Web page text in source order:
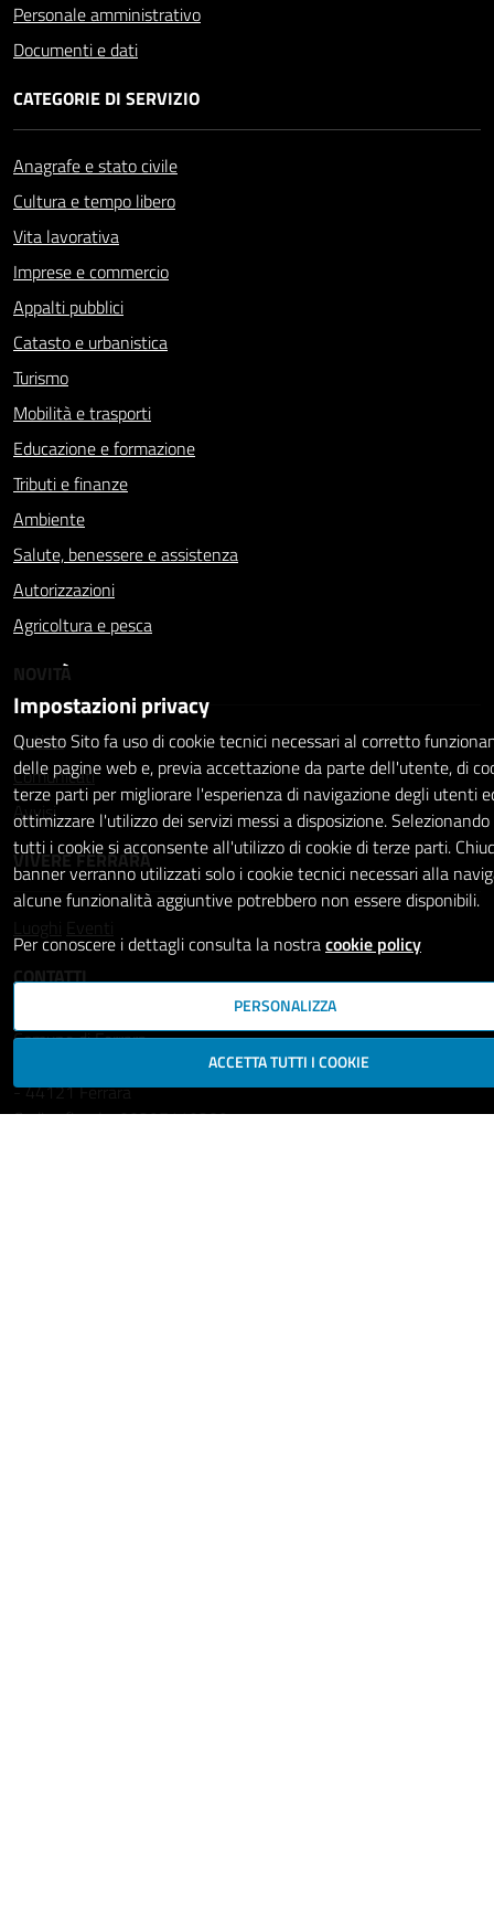
Personale amministrativo
Documenti e dati
CATEGORIE DI SERVIZIO
Anagrafe e stato civile
Cultura e tempo libero
Vita lavorativa
Imprese e commercio
Appalti pubblici
Catasto e urbanistica
Turismo
Mobilità e trasporti
Educazione e formazione
Tributi e finanze
Ambiente
Salute, benessere e assistenza
Autorizzazioni
Agricoltura e pesca
NOVITÀ
Notizie
Comunicati
Avvisi
VIVERE FERRARA
Luoghi
Eventi
CONTATTI
Comune di Ferrara
- 44121 Ferrara
Codice fiscale: 00297110389
Impostazioni privacy
Questo Sito fa uso di cookie tecnici necessari al corretto
delle pagine web e, previa accettazione da parte dell'utente, di
terze parti per migliorare l'esperienza di navigazione degli utenti
ottimizzare l'utilizzo dei servizi messi a disposizione.
tutti i cookie si acconsente all'utilizzo di cookie di terze parti.
banner verranno utilizzati solo i cookie tecnici necessari alla
alcune funzionalità aggiuntive potrebbero non essere disponibili.
Per conoscere i dettagli consulta la nostracookie policy
PERSONALIZZA
ACCETTA TUTTI I COOKIE